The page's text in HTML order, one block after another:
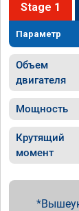
Stage 1
Параметр
Объем
двигателя
Мощность
Крутящий
момент